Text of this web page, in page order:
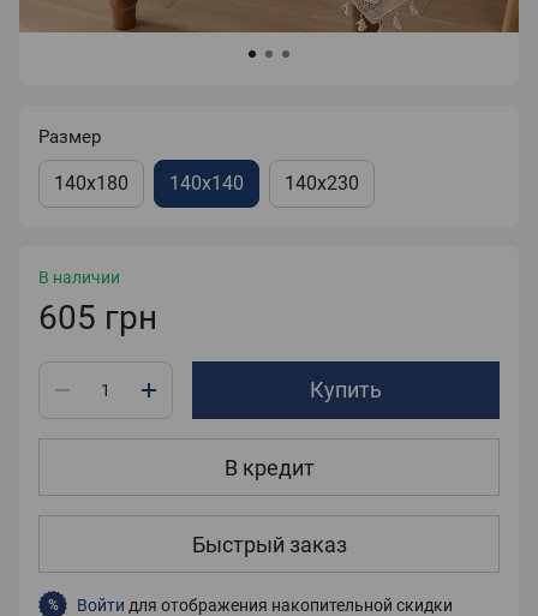
Размер
140x180 140x140 140x230
В наличии
605 грн
Купить
В кредит
Быстрый заказ
% Войти для отображения накопительной скидки